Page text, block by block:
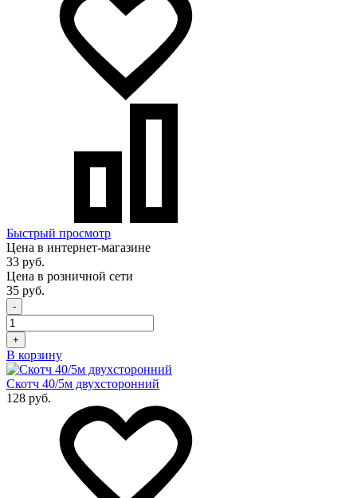
Быстрый просмотр
Цена в интернет-магазине
33 руб.
Цена в розничной сети
35 руб.
-
+
В корзину
Скотч 40/5м двухсторонний
128 руб.